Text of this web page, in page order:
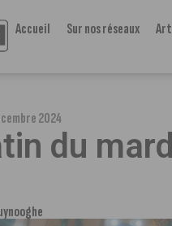
Accueil Sur nos réseaux
2024
du